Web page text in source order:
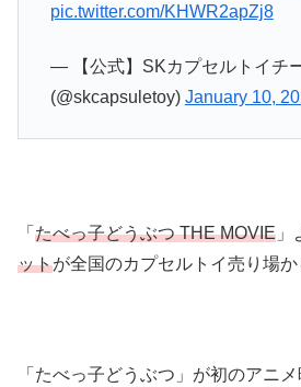
pic.twitter.com/KHWR2apZj8
— 【公式】SKカプセルトイチ
(@skcapsuletoy) January 10,
「 たべっ子どうぶつ THE MOVIE 」
ットが全国のカプセルトイ売り場か
「たべっ子どうぶつ」が初のアニメ